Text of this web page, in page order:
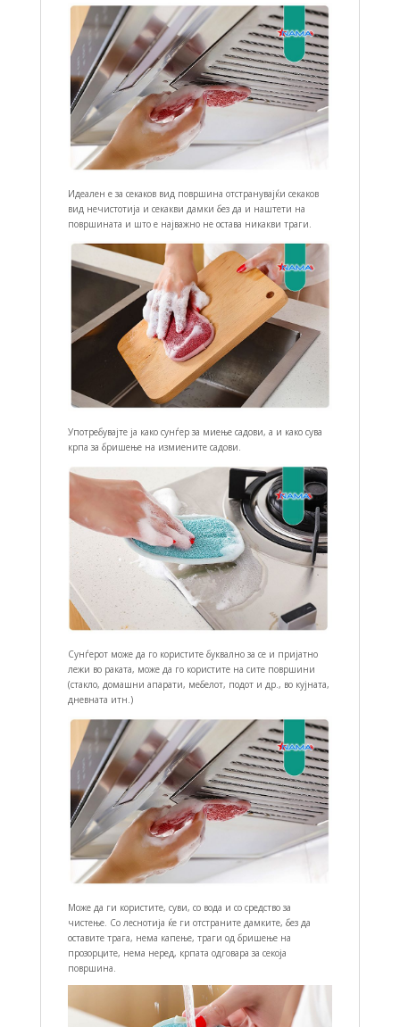
Идеален е за секаков вид површина отстранувајќи секаков
вид нечистотија и секакви дамки без да и наштети на
површината и што е најважно не остава никакви траги.
Употребувајте ја како сунѓер за миење садови, а и како сува
крпа за бришење на измиените садови.
Сунѓерот може да го користите буквално за се и пријатно
лежи во раката, може да го користите на сите површини
(стакло, домашни апарати, мебелот, подот и др., во кујната,
дневната итн.)
Може да ги користите, суви, со вода и со средство за
чистење. Со леснотија ќе ги отстраните дамките, без да
оставите трага, нема капење, траги од бришење на
прозорците, нема неред, крпата одговара за секоја
површина.